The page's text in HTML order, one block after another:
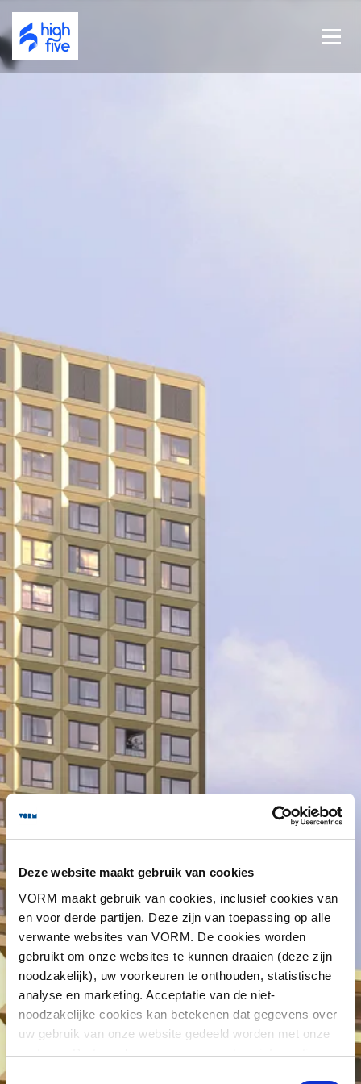
Deze website maakt gebruik van cookies
VORM maakt gebruik van cookies, inclusief cookies van
en voor derde partijen. Deze zijn van toepassing op alle
verwante websites van VORM. De cookies worden
gebruikt om onze websites te kunnen draaien (deze zijn
noodzakelijk), uw voorkeuren te onthouden, statistische
analyse en marketing. Acceptatie van de niet-
noodzakelijke cookies kan betekenen dat gegevens over
uw gebruik van onze website gedeeld worden met onze
partners. Partners kunnen en mogen deze informatie
Toestemmingsselectie